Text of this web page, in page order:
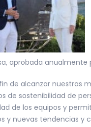
aprobada anualmente
de alcanzar nuestras
de sostenibilidad de
de los equipos y
y nuevas tendencias y